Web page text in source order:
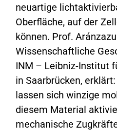
neuartige
Oberfläche, auf der
können. Prof.
Wissenschaftliche
INM – Leibniz-Institut
in Saarbrücken,
lassen sich winzige
diesem Material
mechanische